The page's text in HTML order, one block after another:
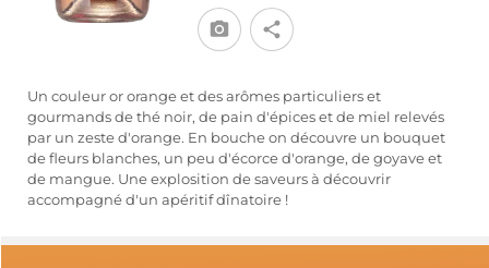
Un couleur or orange et des arômes particuliers et
gourmands de thé noir, de pain d'épices et de miel relevés
par un zeste d'orange. En bouche on découvre un bouquet
de fleurs blanches, un peu d'écorce d'orange, de goyave et
de mangue. Une explosition de saveurs à découvrir
accompagné d'un apéritif dînatoire !